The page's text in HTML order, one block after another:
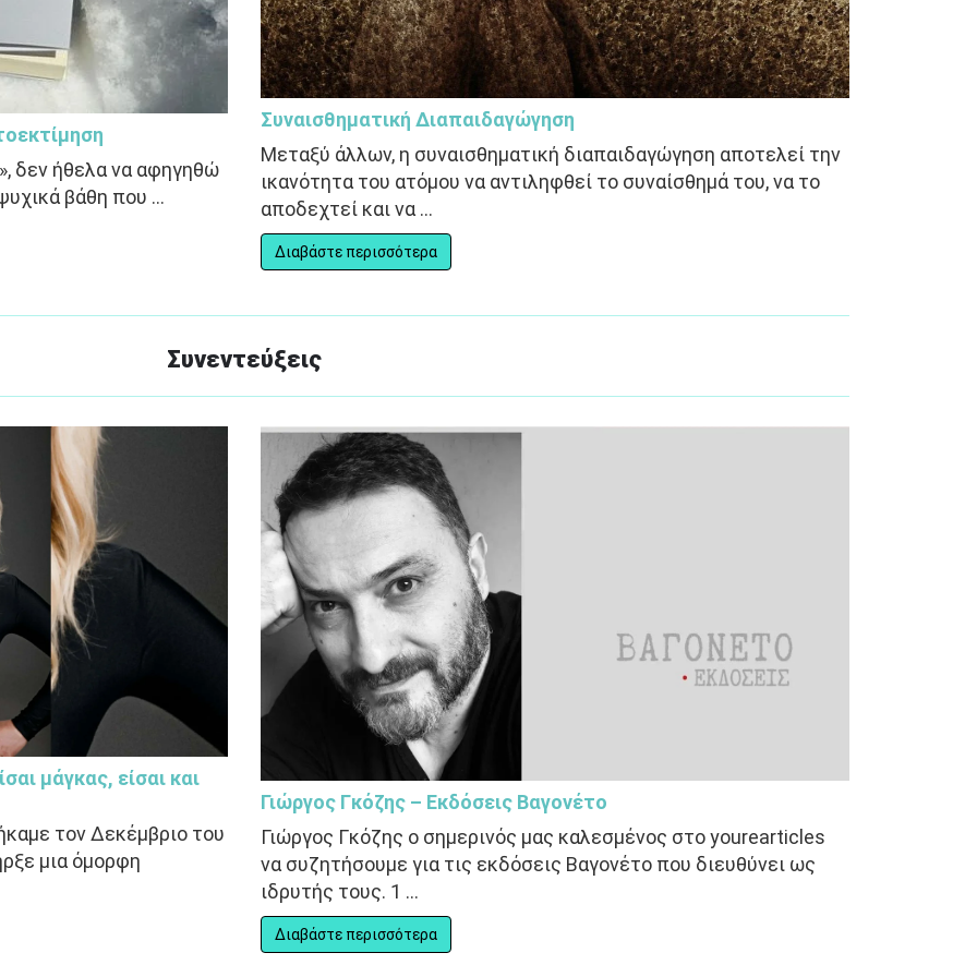
δεν ήθελα να αφηγηθώ
βάθη που ...
Συναισθηματική Διαπαιδαγώγηση
Μεταξύ άλλων, η συναισθηματική διαπαιδαγώγηση αποτελεί την
ικανότητα του ατόμου να αντιληφθεί το συναίσθημά του, να το
αποδεχτεί και να ...
Διαβάστε περισσότερα
Συνεντεύξεις
μάγκας, είσαι και
τον Δεκέμβριο του
μια όμορφη
Γιώργος Γκόζης – Εκδόσεις Βαγονέτο
Γιώργος Γκόζης ο σημερινός μας καλεσμένος στο yourearticles
να συζητήσουμε για τις εκδόσεις Βαγονέτο που διευθύνει ως
ιδρυτής τους. 1 ...
Διαβάστε περισσότερα